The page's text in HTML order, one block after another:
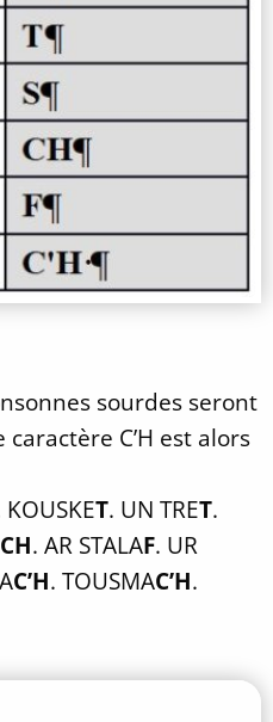
sourdes seront
C’H est alors
KOUSKET. UN TRET.
CH. AR STALAF. UR
C’H. TOUSMAC’H.